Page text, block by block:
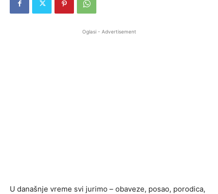
Oglasi - Advertisement
U današnje vreme svi jurimo – obaveze, posao, porodica,